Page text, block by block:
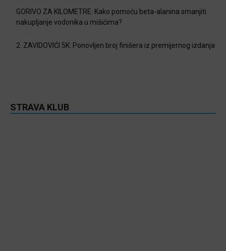
GORIVO ZA KILOMETRE: Kako pomoću beta-alanina smanjiti
nakupljanje vodonika u mišićima?
2. ZAVIDOVIĆI 5K: Ponovljen broj finišera iz premijernog izdanja
STRAVA KLUB